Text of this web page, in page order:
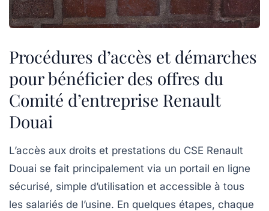
Procédures d’accès et démarches
pour bénéficier des offres du
Comité d’entreprise Renault
Douai
L’accès aux droits et prestations du CSE Renault
Douai se fait principalement via un portail en ligne
sécurisé, simple d’utilisation et accessible à tous
les salariés de l’usine. En quelques étapes, chaque